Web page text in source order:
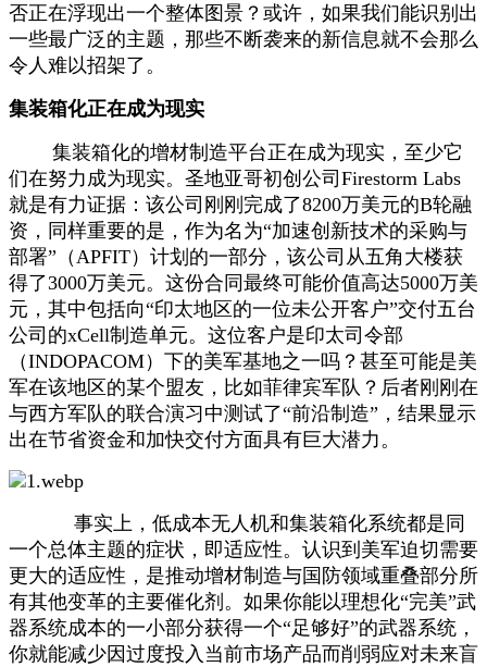
否正在浮现出一个整体图景？或许，如果我们能识别出
一些最广泛的主题，那些不断袭来的新信息就不会那么
令人难以招架了。
集装箱化正在成为现实
集装箱化的增材制造平台正在成为现实，至少它
们在努力成为现实。圣地亚哥初创公司Firestorm Labs
就是有力证据：该公司刚刚完成了8200万美元的B轮融
资，同样重要的是，作为名为“加速创新技术的采购与
部署”（APFIT）计划的一部分，该公司从五角大楼获
得了3000万美元。这份合同最终可能价值高达5000万美
元，其中包括向“印太地区的一位未公开客户”交付五台
公司的xCell制造单元。这位客户是印太司令部
（INDOPACOM）下的美军基地之一吗？甚至可能是美
军在该地区的某个盟友，比如菲律宾军队？后者刚刚在
与西方军队的联合演习中测试了“前沿制造”，结果显示
出在节省资金和加快交付方面具有巨大潜力。
事实上，低成本无人机和集装箱化系统都是同
一个总体主题的症状，即适应性。认识到美军迫切需要
更大的适应性，是推动增材制造与国防领域重叠部分所
有其他变革的主要催化剂。如果你能以理想化“完美”武
器系统成本的一小部分获得一个“足够好”的武器系统，
你就能减少因过度投入当前市场产品而削弱应对未来盲